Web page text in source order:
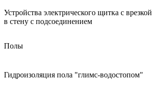
Устройства электрического щитка с врезкой
в стену с подсоединением
Полы
Гидроизоляция пола "глимс-водостопом"